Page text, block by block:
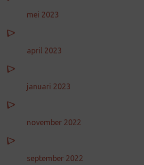
mei 2023
april 2023
januari 2023
november 2022
september 2022